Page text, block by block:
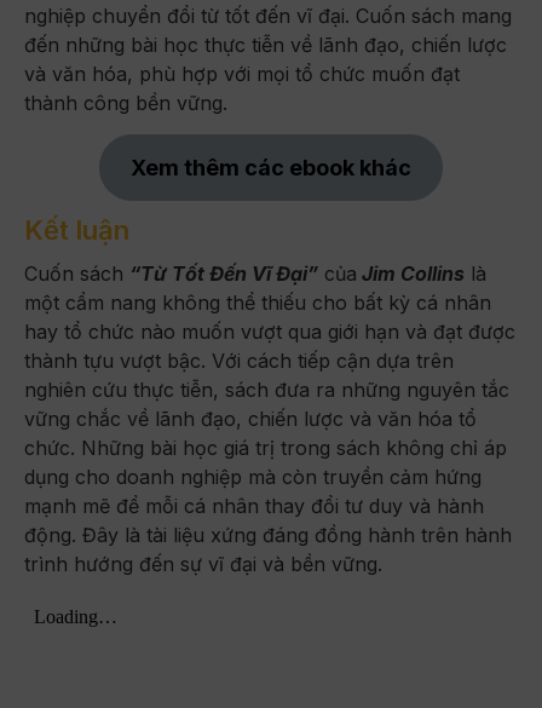
nghiệp chuyển đổi từ tốt đến vĩ đại. Cuốn sách mang
đến những bài học thực tiễn về lãnh đạo, chiến lược
và văn hóa, phù hợp với mọi tổ chức muốn đạt
thành công bền vững.
Xem thêm các ebook khác
Kết luận
Cuốn sách “Từ Tốt Đến Vĩ Đại” của Jim Collins là
một cẩm nang không thể thiếu cho bất kỳ cá nhân
hay tổ chức nào muốn vượt qua giới hạn và đạt được
thành tựu vượt bậc. Với cách tiếp cận dựa trên
nghiên cứu thực tiễn, sách đưa ra những nguyên tắc
vững chắc về lãnh đạo, chiến lược và văn hóa tổ
chức. Những bài học giá trị trong sách không chỉ áp
dụng cho doanh nghiệp mà còn truyền cảm hứng
mạnh mẽ để mỗi cá nhân thay đổi tư duy và hành
động. Đây là tài liệu xứng đáng đồng hành trên hành
trình hướng đến sự vĩ đại và bền vững.